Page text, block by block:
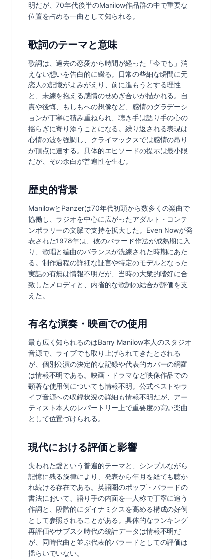
明だが、70年代後半のManilow作品群の中で重要な
位置を占める一曲として知られる。
歌詞のテーマと意味
歌詞は、過去の恋愛から時間が経った「今でも」消
えない想いを告白的に綴る。日常の些細な瞬間に元
恋人の記憶がよみがえり、前に進もうとする理性
と、未練を抱える感情のせめぎ合いが描かれる。自
責や後悔、もしもへの想像など、感情のグラデーシ
ョンが丁寧に積み重ねられ、聴き手は語り手の心の
揺らぎに寄り添うことになる。繰り返される表現は
心情の波を強調し、クライマックスでは感情の昂り
が頂点に達する。具体的エピソードの提示は最小限
だが、その余白が普遍性を生む。
歴史的背景
ManilowとPanzerは70年代初頭から数多くの楽曲で
協働し、ラジオを中心に広がったアダルト・コンテ
ンポラリーの文脈で支持を拡大した。Even Nowが発
表された1978年は、彼のバラード作法が成熟期に入
り、歌唱と編曲のバランスが洗練された時期にあた
る。制作過程の詳細な証言や特定のモデルとなった
実話の有無は情報不明だが、当時の大衆的嗜好に合
致したメロディと、内省的な歌詞の結合が評価を支
えた。
有名な演奏・映画での使用
最も広く知られるのはBarry Manilow本人のスタジオ
音源で、ライブでも取り上げられてきたとされる
が、個別公演の決定的な記録や代表的カバーの網羅
は情報不明である。映画・ドラマなど映像作品での
顕著な使用例についても情報不明。公式ベストやラ
イブ音源への収録状況の詳細も情報不明だが、アー
ティスト本人のレパートリー上で重要度の高い楽曲
として位置づけられる。
現代における評価と影響
失われた愛という普遍的テーマと、シンプルながら
記憶に残る旋律により、発表から年月を経ても聴か
れ続ける存在である。英語圏のポップ・バラードの
書法において、語り手の内面を一人称で丁寧に追う
作詞と、段階的にダイナミクスを高める構成の好例
として参照されることがある。具体的なランキング
再評価やサブスク時代の統計データは情報不明だ
が、同時代曲と並ぶ代表的バラードとしての評価は
揺らいでいない。